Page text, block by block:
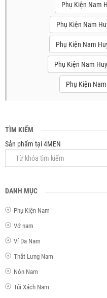
Phụ Kiện Nam
Phụ Kiện Nam
Phụ Kiện Nam
Phụ Kiện Nam
Phụ Kiện
TÌM KIẾM
Sản phẩm tại 4MEN
DANH MỤC
Phụ Kiện Nam
Vớ nam
Ví Da Nam
Thắt Lưng Nam
Nón Nam
Túi Xách Nam